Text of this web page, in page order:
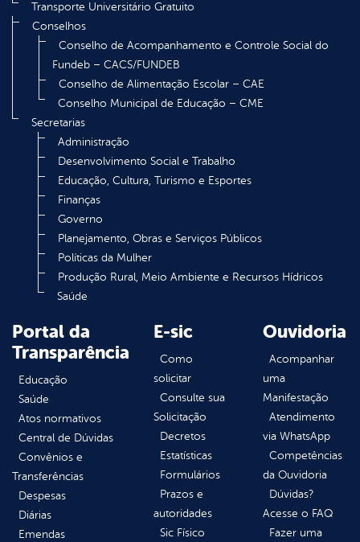
Transporte Universitário Gratuito
Conselhos
Conselho de Acompanhamento e Controle Social do
Fundeb – CACS/FUNDEB
Conselho de Alimentação Escolar – CAE
Conselho Municipal de Educação – CME
Secretarias
Administração
Desenvolvimento Social e Trabalho
Educação, Cultura, Turismo e Esportes
Finanças
Governo
Planejamento, Obras e Serviços Públicos
Políticas da Mulher
Produção Rural, Meio Ambiente e Recursos Hídricos
Saúde
Portal da
Transparência
Educação
Saúde
Atos normativos
Central de Dúvidas
Convênios e
Transferências
Despesas
Diárias
Emendas
E-sic
Como
solicitar
Consulte sua
Solicitação
Decretos
Estatísticas
Formulários
Prazos e
autoridades
Sic Físico
Ouvidoria
Acompanhar
uma
Manifestação
Atendimento
via WhatsApp
Competências
da Ouvidoria
Dúvidas?
Acesse o FAQ
Fazer uma